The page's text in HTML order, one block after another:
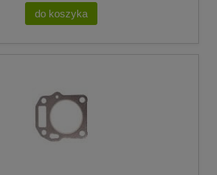
do koszyka